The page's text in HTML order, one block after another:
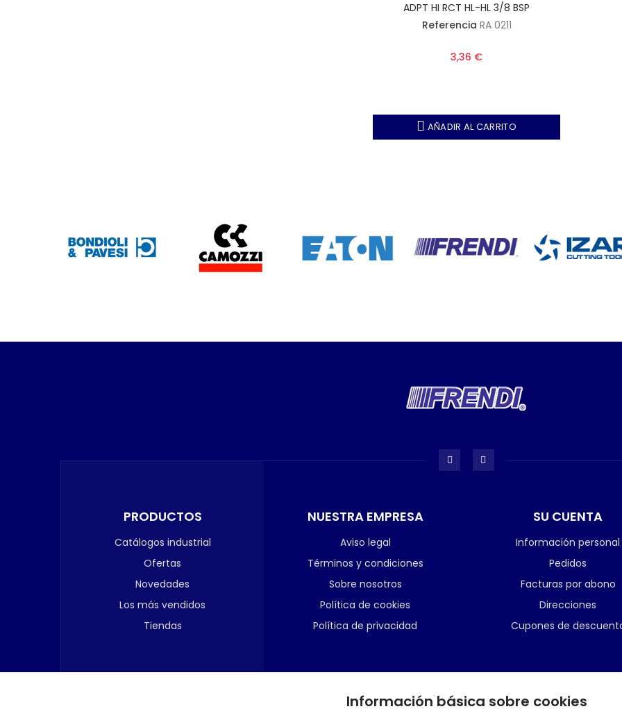
ADPT HI RCT HL-HL 3/8 BSP
Referencia RA 0211
3,36 €
AÑADIR AL CARRITO
PRODUCTOS
Catálogos industrial
Ofertas
Novedades
Los más vendidos
Tiendas
NUESTRA EMPRESA
Aviso legal
Términos y condiciones
Sobre nosotros
Política de cookies
Política de privacidad
SU CUENTA
Información personal
Pedidos
Facturas por abono
Direcciones
Cupones de
Información básica sobre cookies